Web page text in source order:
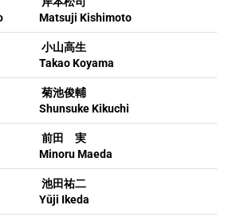
Matsuji Kishimoto
小山高生
Takao Koyama
菊池俊輔
Shunsuke Kikuchi
前田 実
Minoru Maeda
池田祐二
Yūji Ikeda